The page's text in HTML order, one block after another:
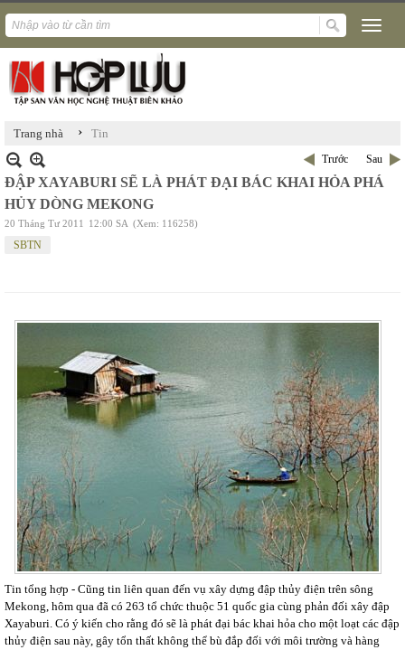
Trang nhà › Tin
Trước Sau
ĐẬP XAYABURI SẼ LÀ PHÁT ĐẠI BÁC KHAI HỎA PHÁ
HỦY DÒNG MEKONG
20 Tháng Tư 2011 12:00 SA (Xem: 116258)
SBTN
Tin tổng hợp - Cũng tin liên quan đến vụ xây dựng đập thủy điện trên sông
Mekong, hôm qua đã có 263 tổ chức thuộc 51 quốc gia cùng phản đối xây đập
Xayaburi. Có ý kiến cho rằng đó sẽ là phát đại bác khai hỏa cho một loạt các đập
thủy điện sau này, gây tổn thất không thể bù đắp đối với môi trường và hàng